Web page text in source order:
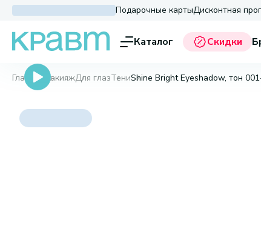
Подарочные картыДисконтная
Каталог Скидки
Главная МакияжДля глазТениShine Bright Eyeshadow, тон